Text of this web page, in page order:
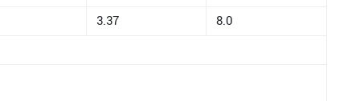
3.37 8.0